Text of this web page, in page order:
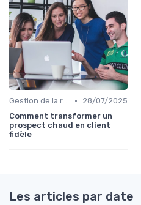
Gestion de la relation client (CRM) •
28/07/2025
Comment transformer un
prospect chaud en client
fidèle
Les articles par date